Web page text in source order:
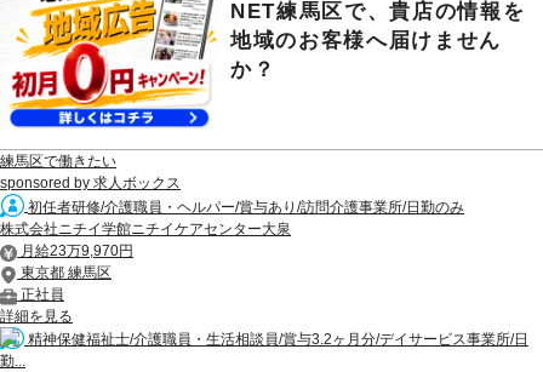
NET練馬区で、貴店の情報を
地域のお客様へ届けません
か？
練馬区で働きたい
sponsored by 求人ボックス
初任者研修/介護職員・ヘルパー/賞与あり/訪問介護事業所/日勤のみ
株式会社ニチイ学館ニチイケアセンター大泉
月給23万9,970円
東京都 練馬区
正社員
詳細を見る
精神保健福祉士/介護職員・生活相談員/賞与3.2ヶ月分/デイサービス事業所/日
勤...